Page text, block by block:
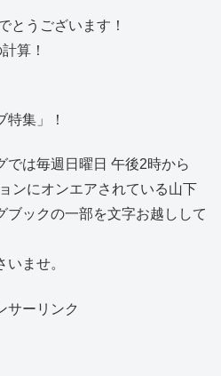
とうございます！
算！
集」！
では毎週日曜日 午後2時から
ンにオンエアされている山下
ブックの一部を文字お越しして
ませ。
サーリンク